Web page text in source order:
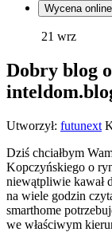
Wycena online
21 wrz
Dobry blog
Utworzył: futunext
Dziś chciałbym
Kopczyńskiego o
niewątpliwie kawał
na wiele godzin
smarthome
we właściwym